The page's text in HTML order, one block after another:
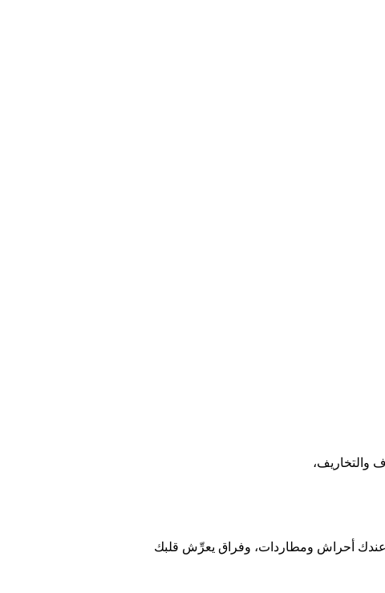
والتخاريف،
عندك أحراش ومطاردات، وفراق يعرِّش قلبك